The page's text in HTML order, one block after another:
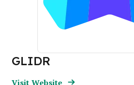
GLIDR
Visit WebsiteOpens New Window